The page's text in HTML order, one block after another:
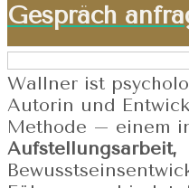
Gespräch
Wallner ist
Autorin und
Methode – einem
Aufstellungsarbeit,